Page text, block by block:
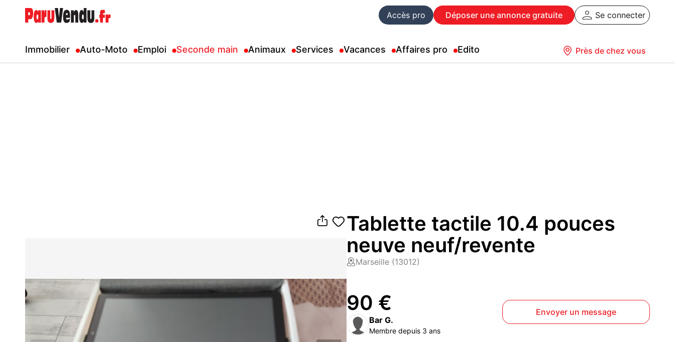
Accès pro Déposer une annonce gratuite Se connecter
Immobilier Auto-Moto Emploi Seconde main Animaux Services Vacances Affaires pro Edito Près de chez vous
Tablette tactile 10.4 pouces
neuve neuf/revente
Marseille (13012)
90 €
Bar G.
Membre depuis 3 ans
Envoyer un message